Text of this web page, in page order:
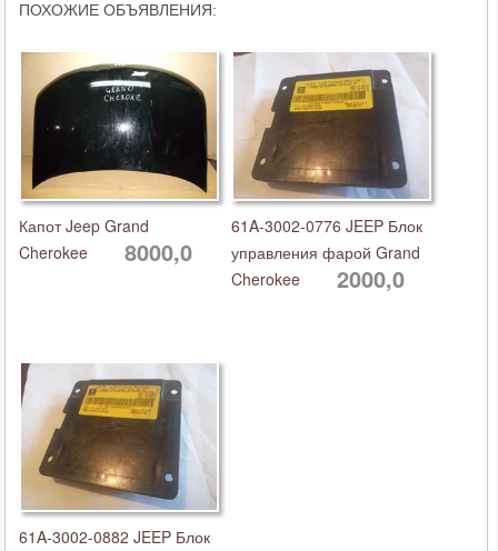
ПОХОЖИЕ ОБЪЯВЛЕНИЯ:
Капот Jeep Grand
Cherokee
8000,0
61A-3002-0776 JEEP Блок
управления фарой Grand
Cherokee
2000,0
61A-3002-0882 JEEP Блок